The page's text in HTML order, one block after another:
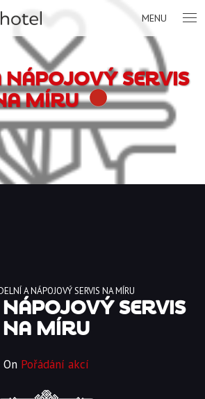
MENU
SERVIS
MÍRU
A NÁPOJOVÝ SERVIS NA MÍRU
SERVIS
NA MÍRU
On Pořádání akcí